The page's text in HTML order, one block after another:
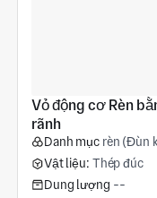
Vỏ động cơ Rèn
rãnh
Danh mục rèn (Đùn
Vật liệu: Thép đúc
Dung lượng --